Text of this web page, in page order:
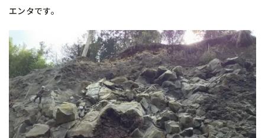
エンタです。